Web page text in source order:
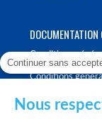
Conditions
Conditions
Continuer sans
Nous